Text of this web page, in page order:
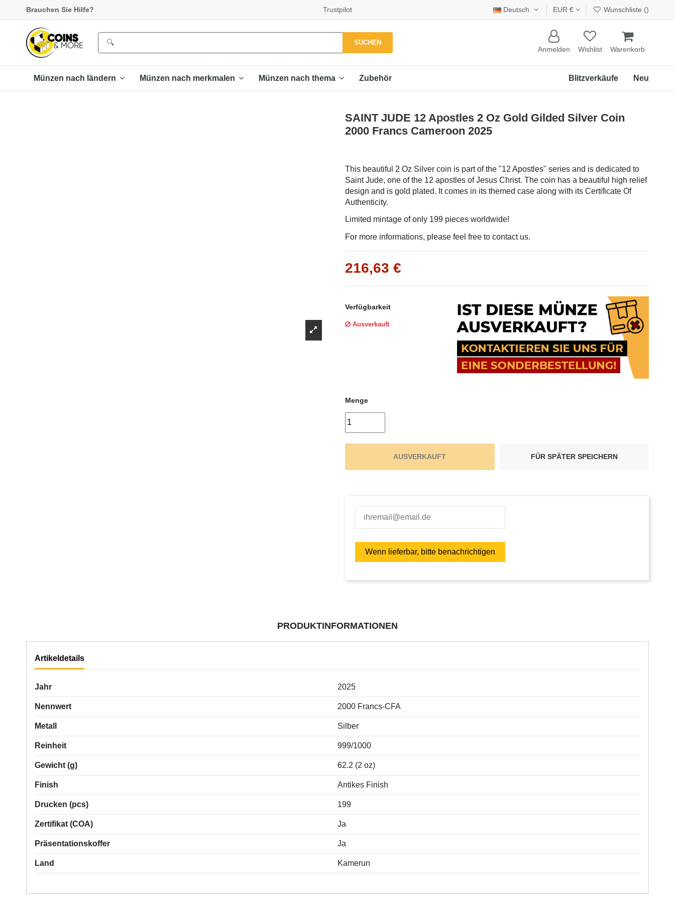
Γ
Brauchen Sie Hilfe? Trustpilot Deutsch EUR € Wunschliste ()
SUCHEN
Anmelden Wishlist Warenkorb
Münzen nach ländern Münzen nach merkmalen Münzen nach thema Zubehör Neu
Blitzverkäufe
SAINT JUDE 12 Apostles 2 Oz Gold Gilded Silver Coin
2000 Francs Cameroon 2025
This beautiful 2 Oz Silver coin is part of the "12 Apostles" series and is dedicated to
Saint Jude, one of the 12 apostles of Jesus Christ. The coin has a beautiful high relief
design and is gold plated. It comes in its themed case along with its Certificate Of
Authenticity.
Limited mintage of only 199 pieces worldwide!
For more informations, please feel free to contact us.
216,63 €
Verfügbarkeit
Ausverkauft
Menge
AUSVERKAUFT FÜR SPÄTER SPEICHERN
PRODUKTINFORMATIONEN
Artikeldetails
Jahr 2025
Nennwert 2000 Francs-CFA
Metall Silber
Reinheit 999/1000
Gewicht (g) 62.2 (2 oz)
Finish Antikes Finish
Drucken (pcs) 199
Zertifikat (COA) Ja
Präsentationskoffer Ja
Land Kamerun